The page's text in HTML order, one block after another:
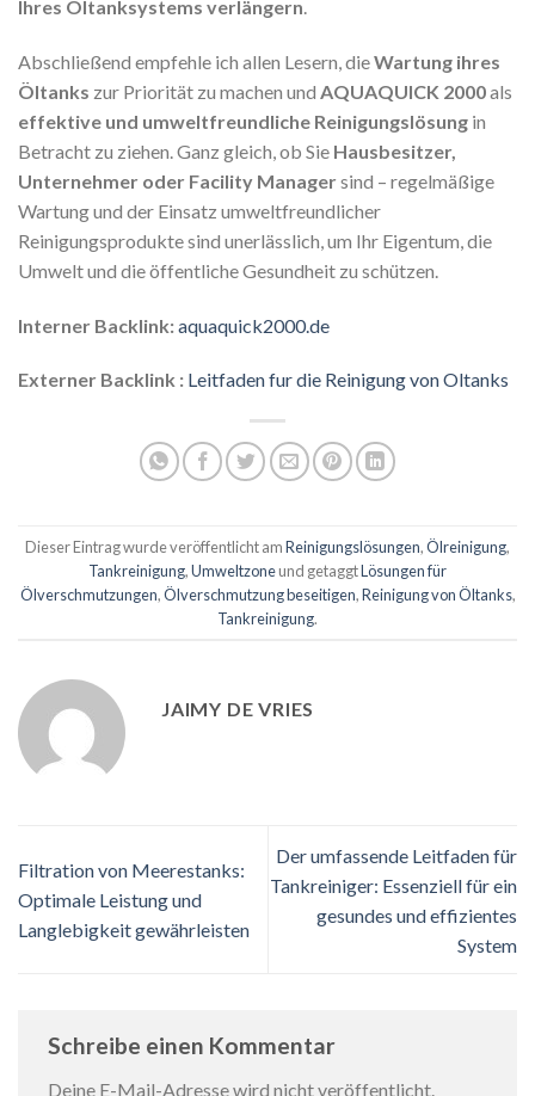
Ihres Öltanksystems verlängern.
Abschließend empfehle ich allen Lesern, dieWartung ihres
Öltanks zur Priorität zu machen und AQUAQUICK 2000als
effektive und umweltfreundliche Reinigungslösung in
Betracht zu ziehen. Ganz gleich, ob Sie Hausbesitzer,
Unternehmer oder Facility Managersind – regelmäßige
Wartung und der Einsatz umweltfreundlicher
Reinigungsprodukte sind unerlässlich, um Ihr Eigentum, die
Umwelt und die öffentliche Gesundheit zu schützen.
Interner Backlink:aquaquick2000.de
Externer Backlink : Leitfaden fur die Reinigung von Oltanks
Dieser Eintrag wurde veröffentlicht amReinigungslösungen,Ölreinigung,
Tankreinigung,Umweltzoneund getaggtLösungen für
Ölverschmutzungen,Ölverschmutzung beseitigen,Reinigung von Öltanks,
Tankreinigung.
JAIMY DE VRIES
Filtration von Meerestanks:
Optimale Leistung und
Langlebigkeit gewährleisten
Der umfassende Leitfaden für
Tankreiniger: Essenziell für ein
gesundes und effizientes
System
Schreibe einen Kommentar
Deine E-Mail-Adresse wird nicht veröffentlicht.